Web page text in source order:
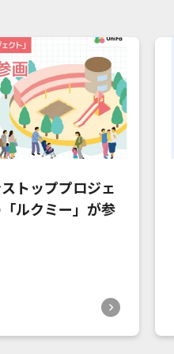
トッププロジェ
ルクミー」が参